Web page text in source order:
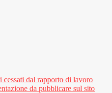
cessati dal rapporto di lavoro
da pubblicare sul sito